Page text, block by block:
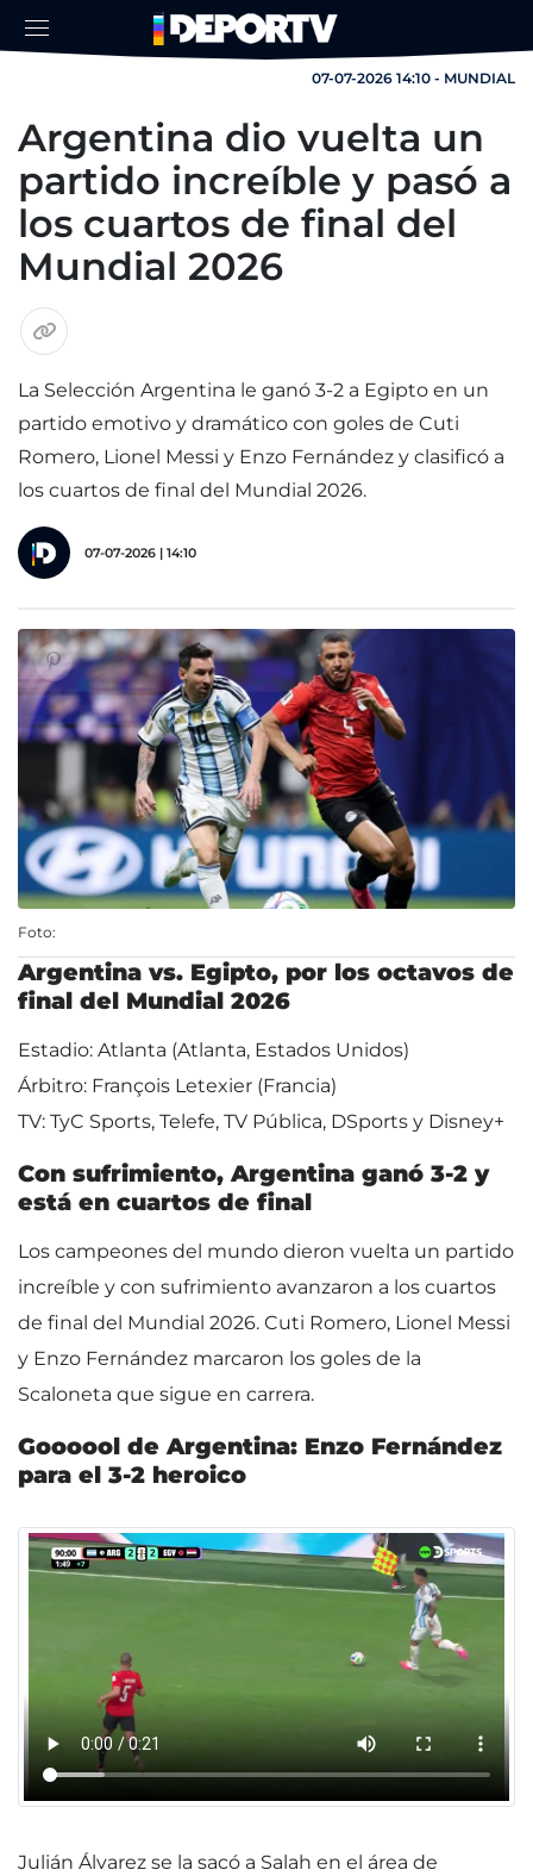
07-07-2026 14:10 - MUNDIAL
Argentina dio vuelta un
partido increíble y pasó a
los cuartos de final del
Mundial 2026
La Selección Argentina le ganó 3-2 a Egipto en un
partido emotivo y dramático con goles de Cuti
Romero, Lionel Messi y Enzo Fernández y clasificó a
los cuartos de final del Mundial 2026.
07-07-2026 | 14:10
Foto:
Argentina vs. Egipto, por los octavos de
final del Mundial 2026
Estadio: Atlanta (Atlanta, Estados Unidos)
Árbitro: François Letexier (Francia)
TV: TyC Sports, Telefe, TV Pública, DSports y Disney+
Con sufrimiento, Argentina ganó 3-2 y
está en cuartos de final
Los campeones del mundo dieron vuelta un partido
increíble y con sufrimiento avanzaron a los cuartos
de final del Mundial 2026. Cuti Romero, Lionel Messi
y Enzo Fernández marcaron los goles de la
Scaloneta que sigue en carrera.
Goooool de Argentina: Enzo Fernández
para el 3-2 heroico
Julián Álvarez se la sacó a Salah en el área de